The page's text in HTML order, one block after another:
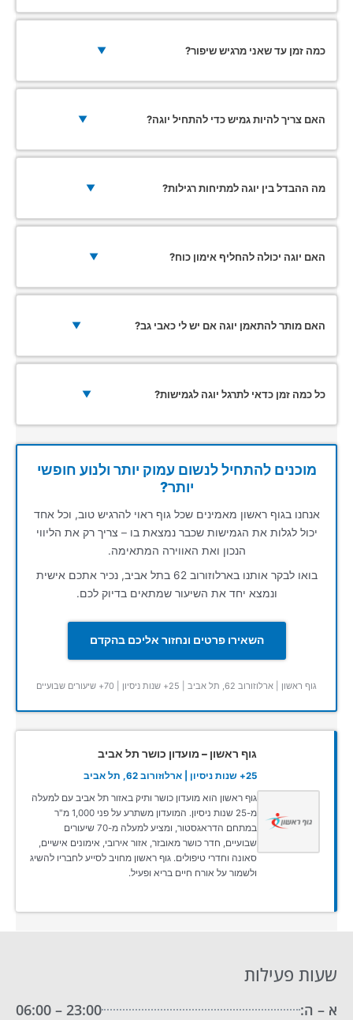
כמה זמן עד שאני מרגיש שיפור? ▼
האם צריך להיות גמיש כדי להתחיל יוגה? ▼
מה ההבדל בין יוגה למתיחות רגילות? ▼
האם יוגה יכולה להחליף אימון כוח? ▼
האם מותר להתאמן יוגה אם יש לי כאבי גב? ▼
כל כמה זמן כדאי לתרגל יוגה לגמישות? ▼
מוכנים להתחיל לנשום עמוק יותר ולנוע חופשי
יותר?
אנחנו בגוף ראשון מאמינים שכל גוף ראוי להרגיש טוב, וכל אחד
יכול לגלות את הגמישות שכבר נמצאת בו – צריך רק את הליווי
הנכון ואת האווירה המתאימה.
בואו לבקר אותנו בארלוזורוב 62 בתל אביב, נכיר אתכם אישית
ונמצא יחד את השיעור שמתאים בדיוק לכם.
השאירו פרטים ונחזור אליכם בהקדם
גוף ראשון | ארלוזורוב 62, תל אביב | 25+ שנות ניסיון | 70+ שיעורים שבועיים
גוף ראשון – מועדון כושר תל אביב
25+ שנות ניסיון | ארלוזורוב 62, תל אביב
גוף ראשון הוא מועדון כושר ותיק באזור תל אביב עם למעלה
מ-25 שנות ניסיון. המועדון משתרע על פני 1,000 מ"ר
במתחם הדראגסטור, ומציע למעלה מ-70 שיעורים
שבועיים, חדר כושר מאובזר, אזור אירובי, אימונים אישיים,
סאונה וחדרי טיפולים. גוף ראשון מחויב לסייע לחבריו להשיג
ולשמור על אורח חיים בריא ופעיל.
שעות פעילות
א – ה:
23:00 – 06:00